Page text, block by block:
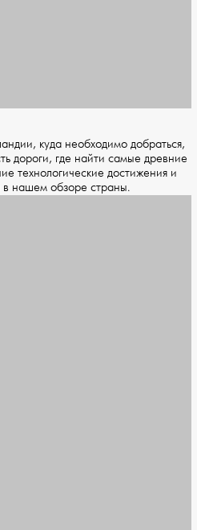
куда необходимо добраться,
дороги, где найти самые древние
технологические достижения и
нашем обзоре страны.